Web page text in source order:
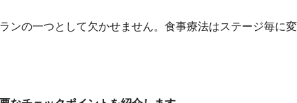
ンの一つとして欠かせません。食事療法はステージ毎に